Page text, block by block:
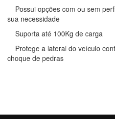
Possui opções com ou sem
sua necessidade
Suporta até 100Kg de carga
Protege a lateral do veículo
choque de pedras